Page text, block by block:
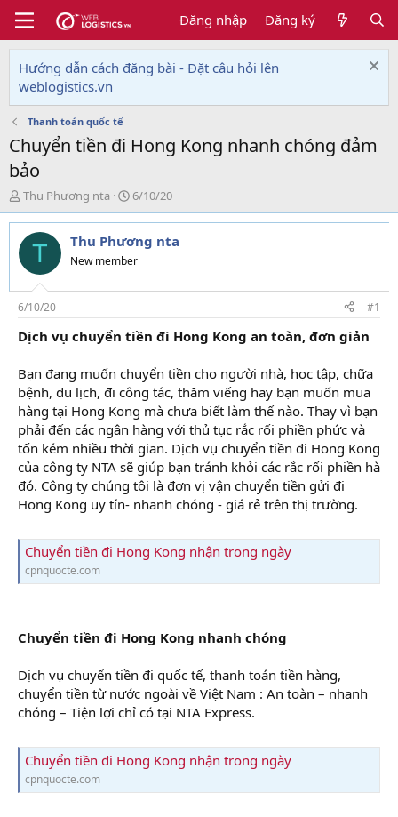
Đăng nhập Đăng ký
Hướng dẫn cách đăng bài - Đặt câu hỏi lên
weblogistics.vn
Thanh toán quốc tế
Chuyển tiền đi Hong Kong nhanh chóng đảm
bảo
T
h
r
e
d
s
t
a
r
e
r
Thu Phương nta
N
g
à
y
g
i
6/10/20
T Thu Phương nta
New member
6/10/20 #1
Dịch vụ chuyển tiền đi Hong Kong an toàn, đơn giản
Bạn đang muốn chuyển tiền cho người nhà, học tập, chữa
bệnh, du lịch, đi công tác, thăm viếng hay bạn muốn mua
hàng tại Hong Kong mà chưa biết làm thế nào. Thay vì bạn
phải đến các ngân hàng với thủ tục rắc rối phiền phức và
tốn kém nhiều thời gian. Dịch vụ chuyển tiền đi Hong Kong
của công ty NTA sẽ giúp bạn tránh khỏi các rắc rối phiền hà
đó. Công ty chúng tôi là đơn vị vận chuyển tiền gửi đi
Hong Kong uy tín- nhanh chóng - giá rẻ trên thị trường.
Chuyển tiền đi Hong Kong nhận trong ngày
cpnquocte.com
Chuyển tiền đi Hong Kong nhanh chóng
Dịch vụ chuyển tiền đi quốc tế, thanh toán tiền hàng,
chuyển tiền từ nước ngoài về Việt Nam : An toàn – nhanh
chóng – Tiện lợi chỉ có tại NTA Express.
Chuyển tiền đi Hong Kong nhận trong ngày
cpnquocte.com